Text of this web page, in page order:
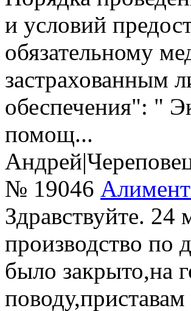
и условий
обязательному
застрахованным
обеспечения": "
помощ...
Андрей|
№ 19046
Здравствуйте. 24
производство по
было закрыто,на